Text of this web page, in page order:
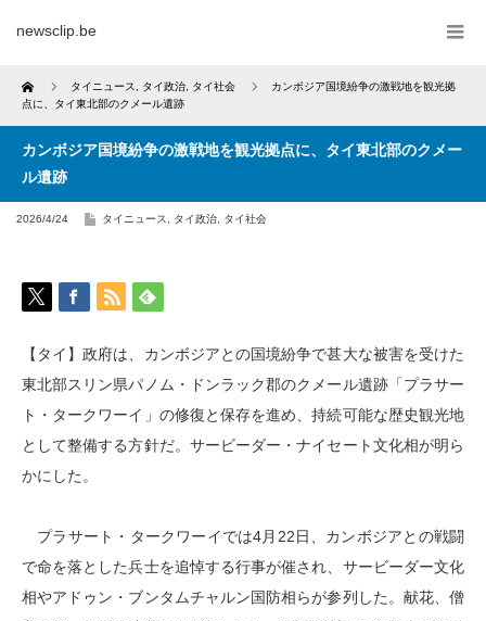
newsclip.be
Home タイニュース タイ政治 タイ社会
カンボジア国境紛争の激戦地を観光拠
点に、タイ東北部のクメール遺跡
カンボジア国境紛争の激戦地を観光拠点に、タイ東北部のクメー
ル遺跡
2026/4/24 タイニュース タイ政治 タイ社会
【タイ】政府は、カンボジアとの国境紛争で甚大な被害を受けた
東北部スリン県パノム・ドンラック郡のクメール遺跡「プラサー
ト・タークワーイ」の修復と保存を進め、持続可能な歴史観光地
として整備する方針だ。サービーダー・ナイセート文化相が明ら
かにした。
プラサート・タークワーイでは4月22日、カンボジアとの戦闘
で命を落とした兵士を追悼する行事が催され、サービーダー文化
相やアドゥン・ブンタムチャルン国防相らが参列した。献花、僧